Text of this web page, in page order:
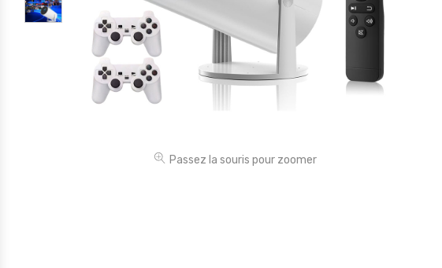
Jouets
Maternité
Outillages & Bricolage
Passez la souris pour zoomer